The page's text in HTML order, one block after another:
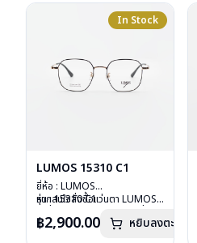
In Stock
LUMOS 15310 C1
ยี่ห้อ : LUMOS
รุ่น : 15310 C1
เลนส์ : Demo Lens
หากสนใจสั่งชื้อแว่นตา LUMOS
ลงไว้กรุณาติดต่อเราคลิก
฿2,900.00 หยิบลงตะกร้า